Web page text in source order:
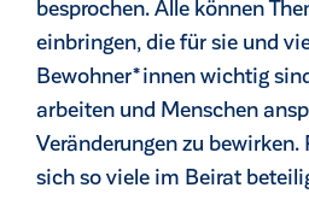
besprochen. Alle können
einbringen, die für sie und
Bewohner*innen wichtig
arbeiten und Menschen
Veränderungen zu bewirken.
sich so viele im Beirat